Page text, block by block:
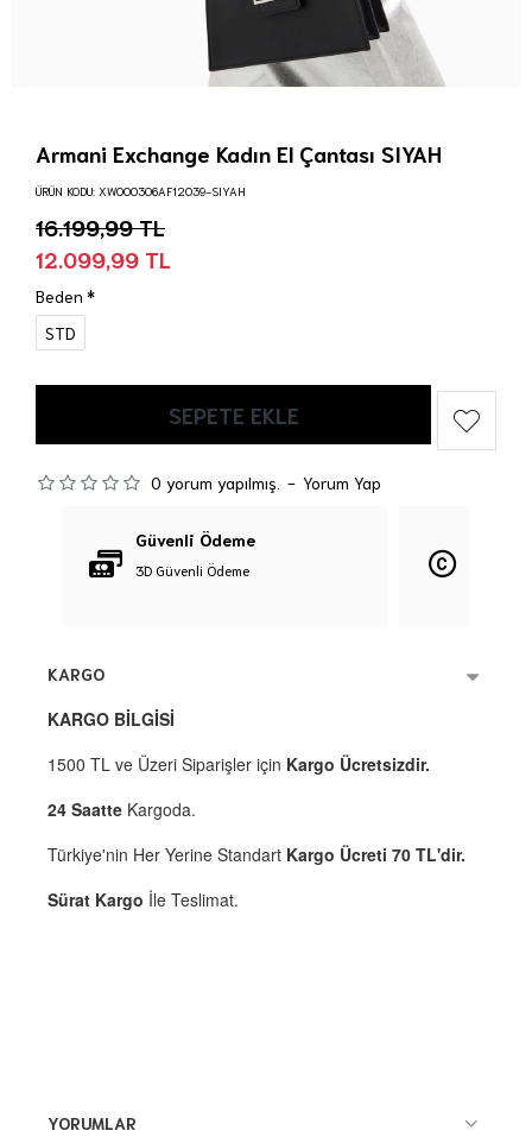
Armani Exchange Kadın El Çantası SIYAH
0 yorum yapılmış. - Yorum Yap
12.099,99 TL
16.199,99 TL
ÜRÜN KODU: XW000306AF12039-SIYAH
Beden
STD
SEPETE EKLE
Güvenli Ödeme
3D Güvenli Ödeme
KARGO
KARGO BİLGİSİ
1500 TL ve Üzeri Siparişler için Kargo Ücretsizdir.
24 Saatte Kargoda.
Türkiye'nin Her Yerine Standart Kargo Ücreti 70 TL'dir.
Sürat Kargo İle Teslimat.
YORUMLAR